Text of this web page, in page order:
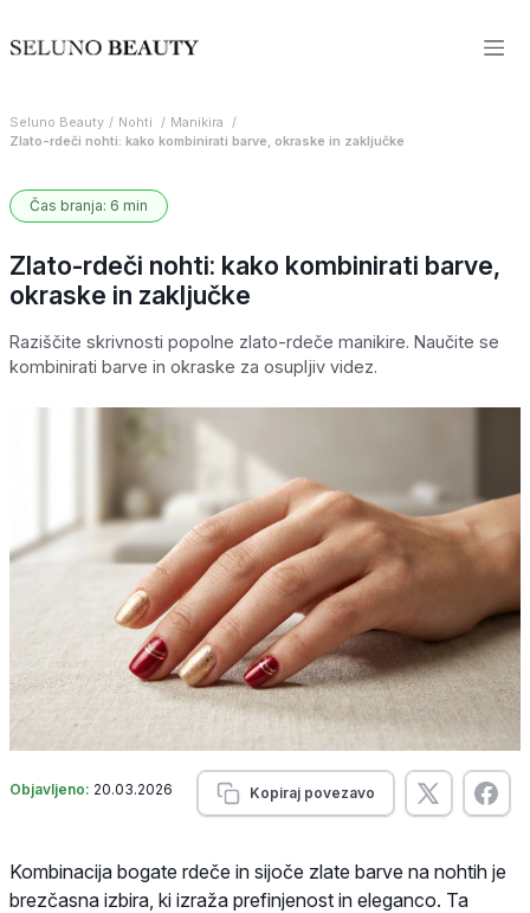
Seluno Beauty Nohti
Manikira
Zlato-rdeči nohti: kako kombinirati barve, okraske in zaključke
Čas branja: 6 min
Zlato-rdeči nohti: kako kombinirati barve,
okraske in zaključke
Raziščite skrivnosti popolne zlato-rdeče manikire. Naučite se
kombinirati barve in okraske za osupljiv videz.
Objavljeno: 20.03.2026 Kopiraj povezavo
Kombinacija bogate rdeče in sijoče zlate barve na nohtih je
brezčasna izbira, ki izraža prefinjenost in eleganco. Ta